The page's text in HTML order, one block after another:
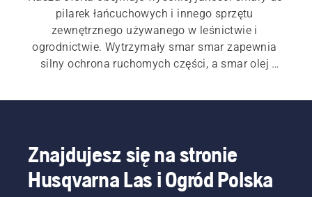
pilarek łańcuchowych i innego sprzętu
zewnętrznego używanego w leśnictwie i
ogrodnictwie. Wytrzymały smar smar zapewnia
silny ochrona ruchomych części, a smar olej
Znajdujesz się na stronie
Husqvarna Las i Ogród Polska